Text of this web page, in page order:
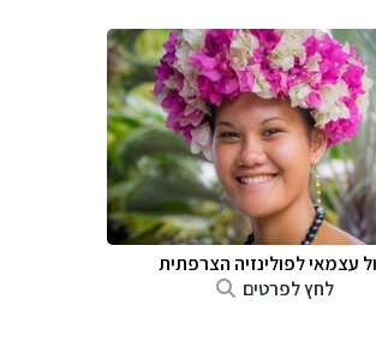
עצמאי לפולינזיה הצרפתית
לחץ לפרטים